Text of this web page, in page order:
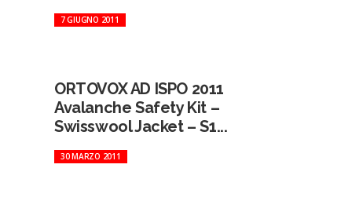
7 GIUGNO 2011
ORTOVOX AD ISPO 2011
Avalanche Safety Kit –
Swisswool Jacket – S1...
30 MARZO 2011